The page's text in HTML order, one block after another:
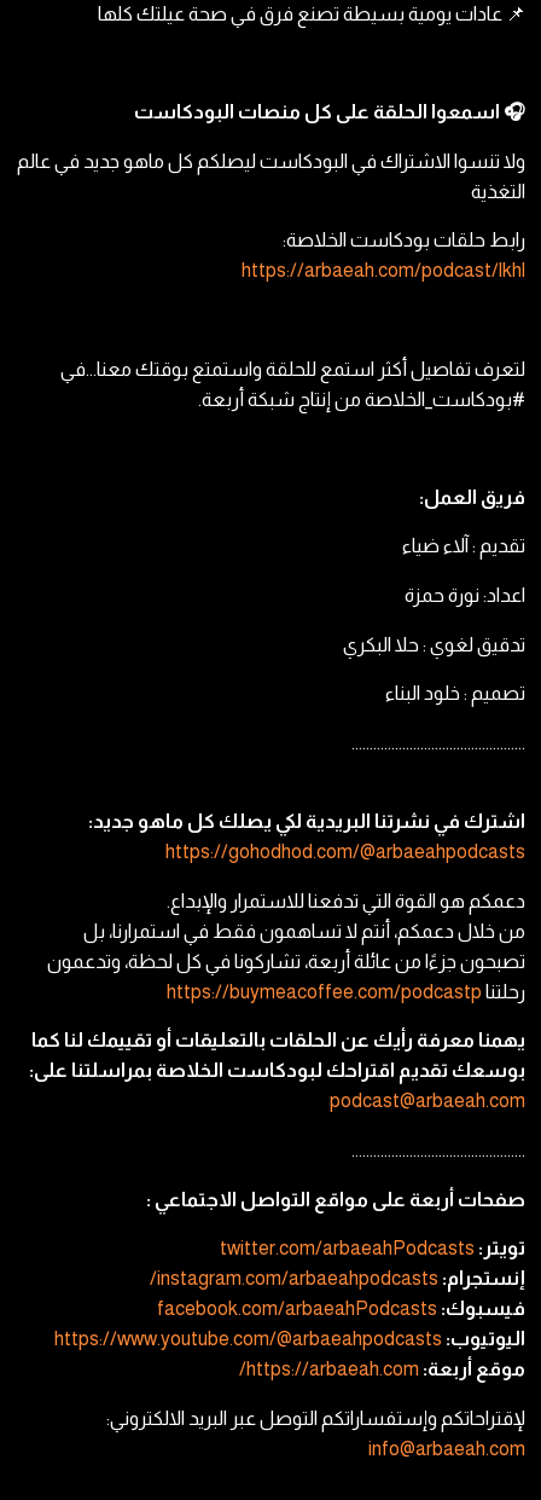
📌 عادات يومية بسيطة تصنع فرق في صحة عيلتك كلها
🎧 اسمعوا الحلقة على كل منصات البودكاست
ولا تنسوا الاشتراك في البودكاست ليصلكم كل ماهو جديد في عالم
التغذية
رابط حلقات بودكاست الخلاصة:
https://arbaeah.com/podcast/lkhl
لتعرف تفاصيل أكثر استمع للحلقة واستمتع بوقتك معنا...في
#بودكاست_الخلاصة من إنتاج شبكة أربعة.
فريق العمل:
تقديم : آلاء ضياء
اعداد: نورة حمزة
تدقيق لغوي : حلا البكري
تصميم : خلود البناء
…………………………………………
اشترك في نشرتنا البريدية لكي يصلك كل ماهو جديد:
https://gohodhod.com/@arbaeahpodcasts
دعمكم هو القوة التي تدفعنا للاستمرار والإبداع.
من خلال دعمكم، أنتم لا تساهمون فقط في استمرارنا، بل
تصبحون جزءًا من عائلة أربعة، تشاركونا في كل لحظة، وتدعمون
رحلتنا https://buymeacoffee.com/podcastp
يهمنا معرفة رأيك عن الحلقات بالتعليقات أو تقييمك لنا كما
بوسعك تقديم اقتراحك لبودكاست الخلاصة بمراسلتنا على:
podcast@arbaeah.com
…………………………………………
صفحات أربعة على مواقع التواصل الاجتماعي :
تويتر: twitter.com/arbaeahPodcasts
إنستجرام: instagram.com/arbaeahpodcasts/
فيسبوك: facebook.com/arbaeahPodcasts
اليوتيوب: https://www.youtube.com/@arbaeahpodcasts
موقع أربعة: https://arbaeah.com/
لإقتراحاتكم وإستفساراتكم التوصل عبر البريد الالكتروني:
info@arbaeah.com